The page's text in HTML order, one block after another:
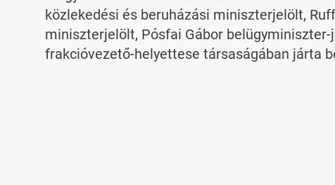
közlekedési és beruházási miniszterjelölt,
miniszterjelölt, Pósfai Gábor belügyminiszter-
frakcióvezető-helyettese társaságában járta